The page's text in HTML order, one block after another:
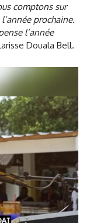
comptons sur
prochaine.
l’année
Douala Bell.